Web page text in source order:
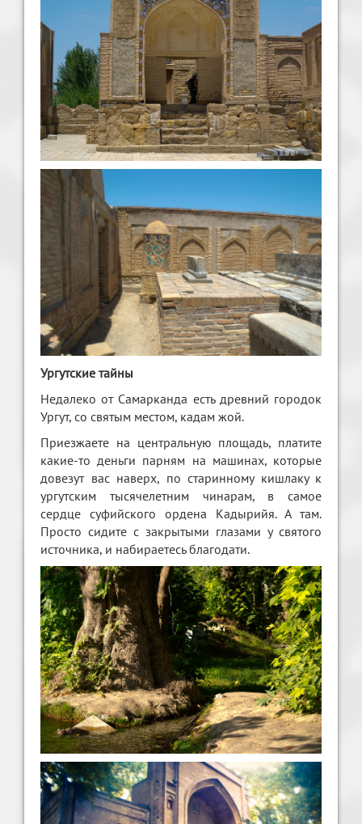
Ургутские тайны
Недалеко от Самарканда есть древний городок
Ургут, со святым местом, кадам жой.
Приезжаете на центральную площадь, платите
какие-то деньги парням на машинах, которые
довезут вас наверх, по старинному кишлаку к
ургутским тысячелетним чинарам, в самое
сердце суфийского ордена Кадырийя. А там.
Просто сидите с закрытыми глазами у святого
источника, и набираетесь благодати.